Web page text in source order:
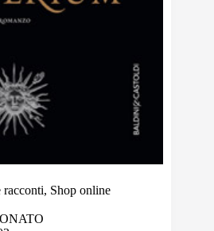
racconti, Shop online